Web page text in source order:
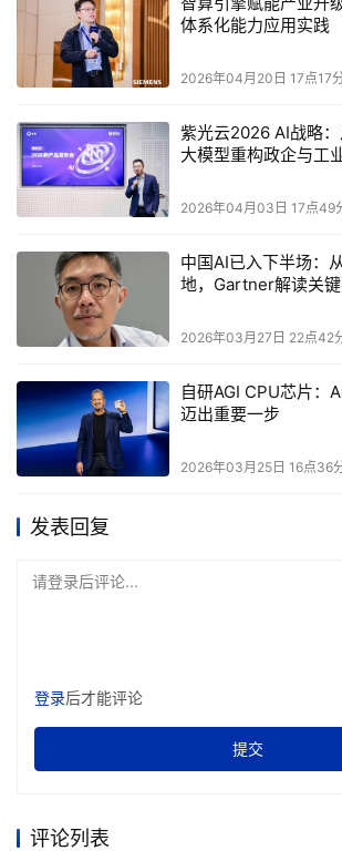
机不再是冰冷的工具，而是融合智慧与情
体系化能力应用实践
2026年04月20日 17点17
紫光云2026 AI战略
大模型重构政企与工
2026年04月03日 17点49
中国AI已入下半场：
地，Gartner解读关
2026年03月27日 22点42
自研AGI CPU芯片：
迈出重要一步
2026年03月25日 16点36
发表回复
请登录后评论...
登录后才能评论
提交
评论列表